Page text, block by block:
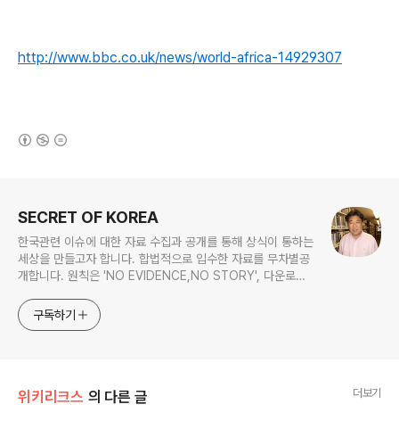
http://www.bbc.co.uk/news/world-africa-14929307
SECRET OF KOREA
한국관련 이슈에 대한 자료 수집과 공개를 통해 상식이 통하는
세상을 만들고자 합니다. 합법적으로 입수한 자료를 무차별공
개합니다. 원칙은 'NO EVIDENCE,NO STORY', 다운로드
jesim56@gmail.com, 안보일때는 구글리더나 RSS로!!
구독하기
위키리크스 의 다른 글 더보기